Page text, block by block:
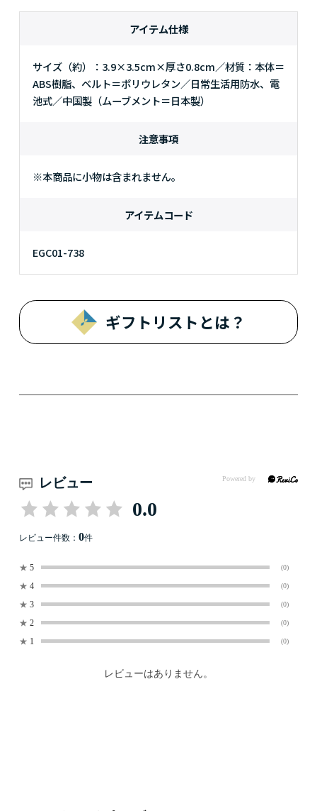
アイテム仕様
サイズ（約）：3.9×3.5cm×厚さ0.8cm／材質：本体＝
ABS樹脂、ベルト＝ポリウレタン／日常生活用防水、電
池式／中国製（ムーブメント＝日本製）
注意事項
※本商品に小物は含まれません。
アイテムコード
EGC01-738
ギフトリストとは？
レビュー
0.0
レビュー件数： 0件
★ 5 (0)
★ 4 (0)
★ 3 (0)
★ 2 (0)
★ 1 (0)
レビューはありません。